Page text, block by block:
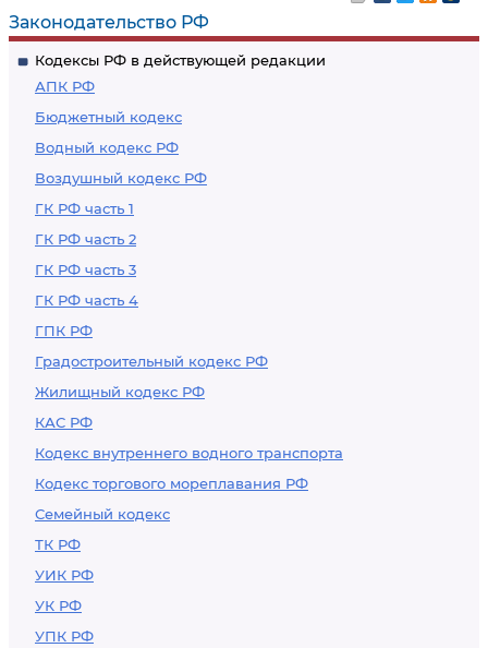
Законодательство РФ
Кодексы РФ в действующей редакции
АПК РФ
Бюджетный кодекс
Водный кодекс РФ
Воздушный кодекс РФ
ГК РФ часть 1
ГК РФ часть 2
ГК РФ часть 3
ГК РФ часть 4
ГПК РФ
Градостроительный кодекс РФ
Жилищный кодекс РФ
КАС РФ
Кодекс внутреннего водного транспорта
Кодекс торгового мореплавания РФ
Семейный кодекс
ТК РФ
УИК РФ
УК РФ
УПК РФ
предоставлении
лицензии